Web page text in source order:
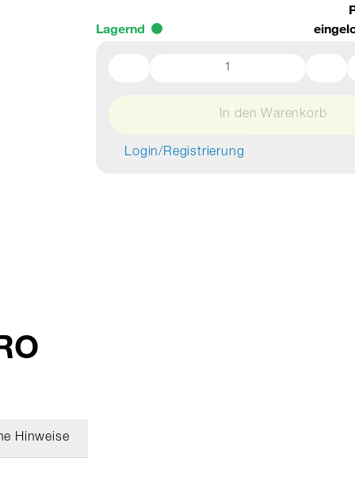
Lagernd
In den Warenkorb
Login/Registrierung
Hinweise